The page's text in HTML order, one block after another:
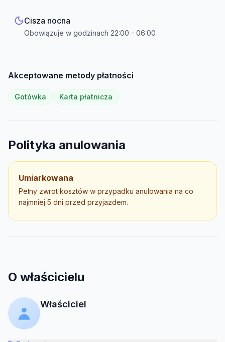
Cisza nocna
Obowiązuje w godzinach 22:00 - 06:00
Akceptowane metody płatności
Gotówka Karta płatnicza
Polityka anulowania
Umiarkowana
Pełny zwrot kosztów w przypadku anulowania na co
najmniej 5 dni przed przyjazdem.
O właścicielu
Właściciel